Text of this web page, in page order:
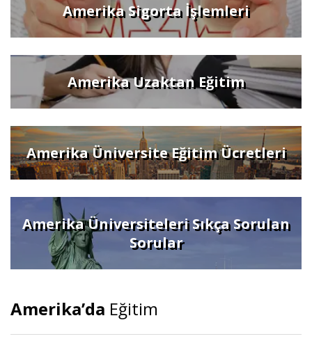
Amerika Sigorta İşlemleri
Amerika Uzaktan Eğitim
Amerika Üniversite Eğitim Ücretleri
Amerika Üniversiteleri Sıkça Sorulan
Sorular
Amerika’da Eğitim